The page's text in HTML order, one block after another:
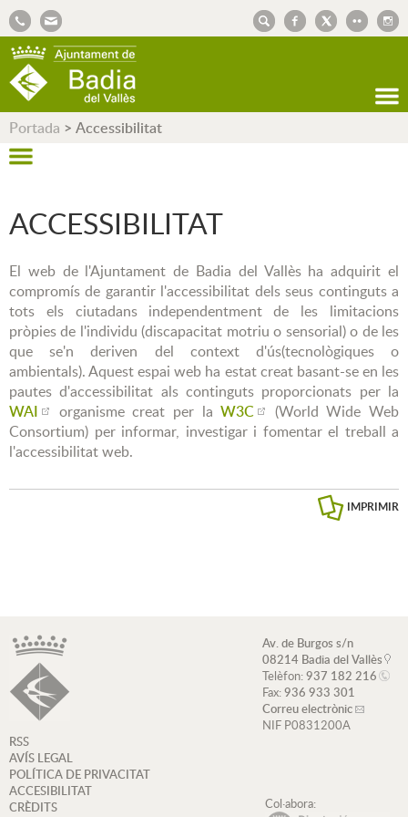
Portada > Accessibilitat
ACCESSIBILITAT
El web de l'Ajuntament de Badia del Vallès ha adquirit el
compromís de garantir l'accessibilitat dels seus continguts a
tots els ciutadans independentment de les limitacions
pròpies de l'individu (discapacitat motriu o sensorial) o de les
que se'n deriven del context d'ús(tecnològiques o
ambientals). Aquest espai web ha estat creat basant-se en les
pautes d'accessibilitat als continguts proporcionats per la
WAI
organisme creat per laW3C
(World Wide Web
Consortium) per informar, investigar i fomentar el treball a
l'accessibilitat web.
IMPRIMIR
Av. de Burgos s/n
08214 Badia del Vallès
Telèfon:937 182 216
Fax:936 933 301
Correu electrònic
NIF P0831200A
RSS
AVÍS LEGAL
POLÍTICA DE PRIVACITAT
ACCESIBILITAT
CRÈDITS
Col·abora: